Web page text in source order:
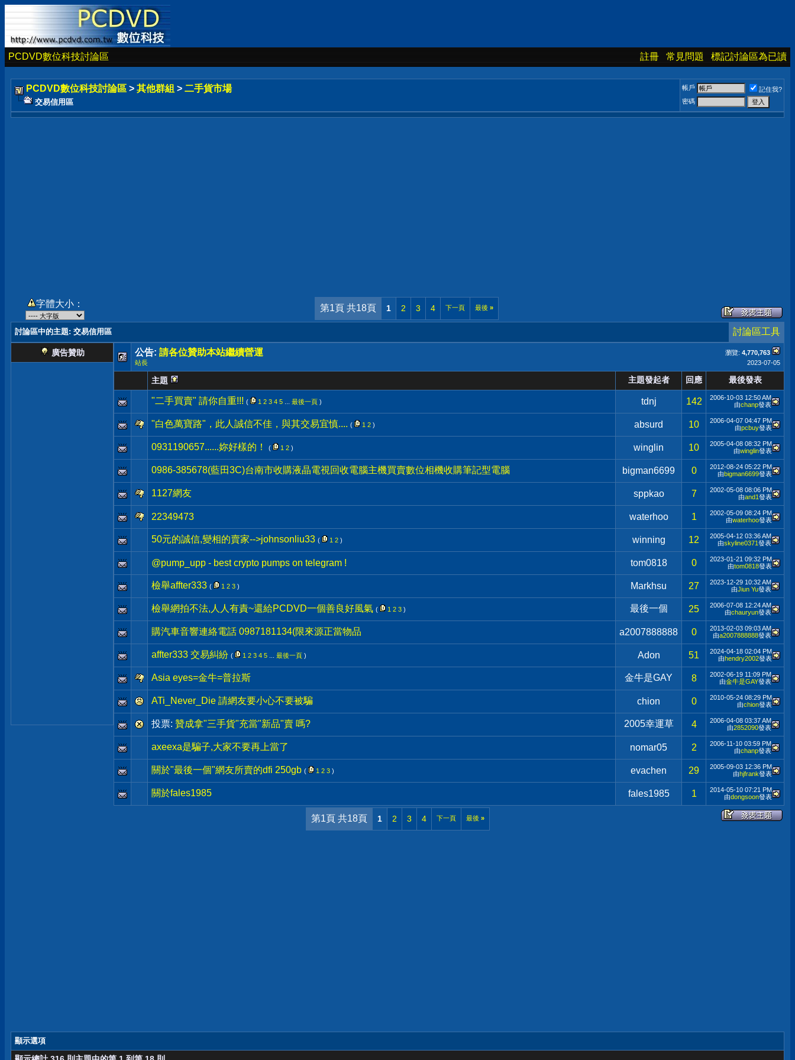
PCDVD數位科技討論區 註冊 常見問題 標記討論區為已讀
PCDVD數位科技討論區 > 其他群組 > 二手貨市場
交易信用區
帳戶
記住我?
密碼
字體大小： 第1頁 共18頁 1 2 3 4 下一頁 最後 »
討論區中的主題: 交易信用區 討論區工具
廣告贊助 瀏覽: 4,770,763
公告: 請各位贊助本站繼續營運
2023-07-05
站長
主題 主題發起者 回應 最後發表
"二手買賣" 請你自重!!! ( 1 2 3 4 5 最後一頁 ) tdnj 142 2006-10-03 12:50 AM
由chanp發表
"白色萬寶路"，此人誠信不佳，與其交易宜慎.... ( 1 2 ) absurd 10 2006-04-07 04:47 PM
由pcbuy發表
0931190657......妳好樣的！ ( 1 2 ) winglin 10 2005-04-08 08:32 PM
由winglin發表
0986-385678(藍田3C)台南市收購液晶電視回收電腦主機買賣數位相機收購筆記型電腦 bigman6699 0 2012-08-24 05:22 PM
由bigman6699發表
1127網友 sppkao 7 2002-05-08 08:06 PM
由and1發表
22349473 waterhoo 1 2002-05-09 08:24 PM
由waterhoo發表
50元的誠信,變相的賣家-->johnsonliu33 ( 1 2 ) winning 12 2005-04-12 03:36 AM
由skyline0371發表
@pump_upp - best crypto pumps on telegram ! tom0818 0 2023-01-21 09:32 PM
由tom0818發表
檢舉affter333 ( 1 2 3 ) Markhsu 27 2023-12-29 10:32 AM
由Jiun Yu發表
檢舉網拍不法,人人有責~還給PCDVD一個善良好風氣 ( 1 2 3 ) 最後一個 25 2006-07-08 12:24 AM
由chauryun發表
購汽車音響連絡電話 0987181134(限來源正當物品 a2007888888 0 2013-02-03 09:03 AM
由a2007888888發表
affter333 交易糾紛 ( 1 2 3 4 5 最後一頁 ) Adon 51 2024-04-18 02:04 PM
由hendry2002發表
Asia eyes=金牛=普拉斯 金牛是GAY 8 2002-06-19 11:09 PM
由金牛是GAY發表
ATi_Never_Die 請網友要小心不要被騙 chion 0 2010-05-24 08:29 PM
由chion發表
投票: 贊成拿"三手貨"充當"新品"賣 嗎? 2005幸運草 4 2006-04-08 03:37 AM
由2852090發表
axeexa是騙子,大家不要再上當了 nomar05 2 2006-11-10 03:59 PM
由chanp發表
關於"最後一個"網友所賣的dfi 250gb ( 1 2 3 ) evachen 29 2005-09-03 12:36 PM
由hjfrank發表
關於fales1985 fales1985 1 2014-05-10 07:21 PM
由dongsoon發表
第1頁 共18頁 1 2 3 4 下一頁 最後 »
顯示選項